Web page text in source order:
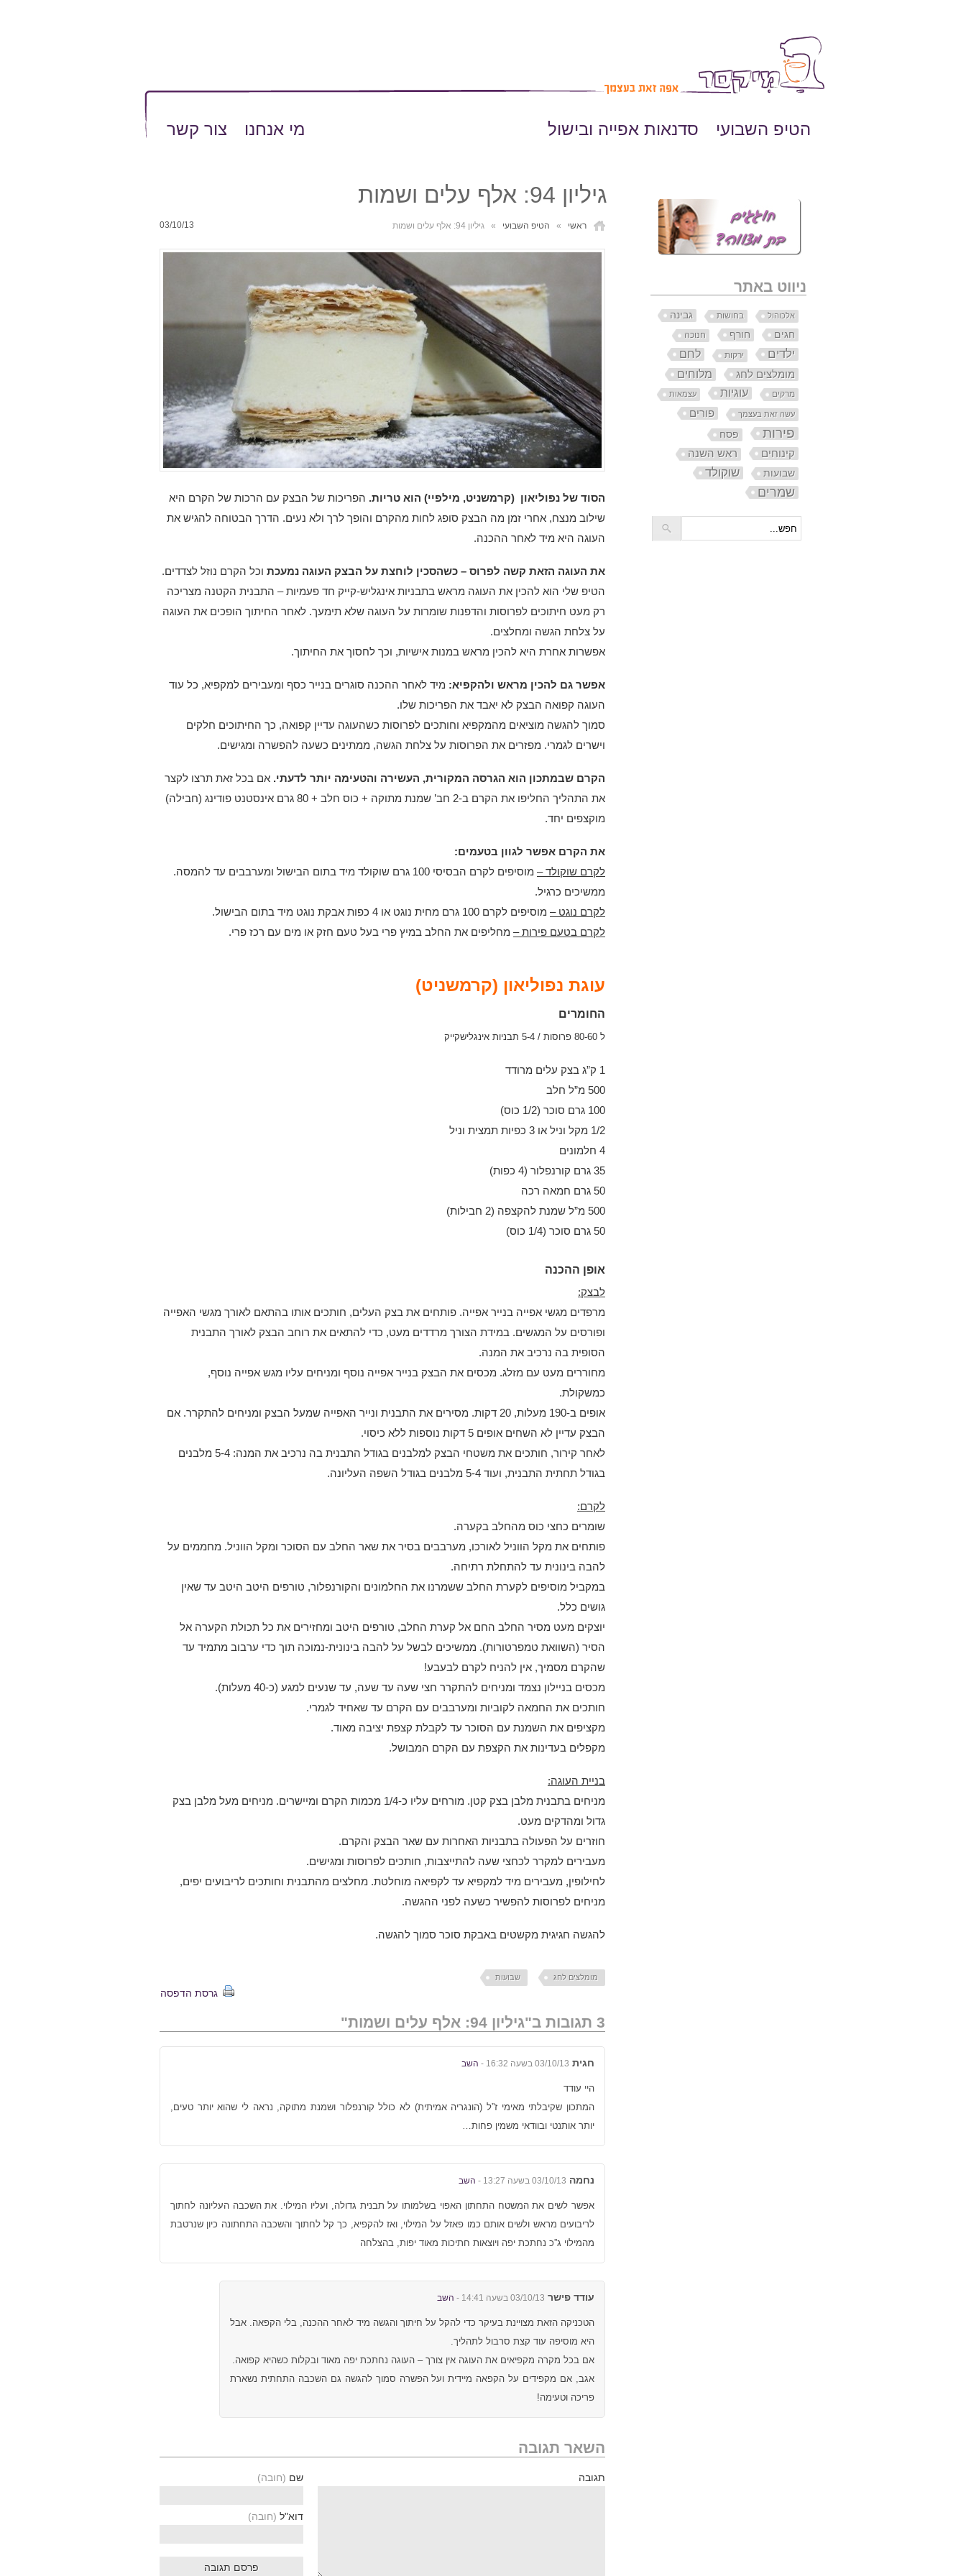
הטיפ השבועי סדנאות אפייה ובישול צור קשר מי אנחנו
גיליון 94: אלף עלים ושמות
ראשי » הטיפ השבועי » גיליון 94: אלף עלים ושמות 03/10/13
הסוד של נפוליאון (קרמשניט, מילפיי) הוא טריות. הפריכות של הבצק עם הרכות של הקרם היא
שילוב מנצח, אחרי זמן מה הבצק סופג לחות מהקרם והופך לרך ולא נעים. הדרך הבטוחה להגיש את
העוגה היא מיד לאחר ההכנה.
את העוגה הזאת קשה לפרוס – כשהסכין לוחצת על הבצק העוגה נמעכת וכל הקרם נוזל לצדדים.
הטיפ שלי הוא להכין את העוגה מראש בתבניות אינגליש-קייק חד פעמיות – התבנית הקטנה מצריכה
רק מעט חיתוכים לפרוסות והדפנות שומרות על העוגה שלא תימעך. לאחר החיתוך הופכים את העוגה
על צלחת הגשה ומחלצים.
אפשרות אחרת היא להכין מראש במנות אישיות, וכך לחסוך את החיתוך.
אפשר גם להכין מראש ולהקפיא: מיד לאחר ההכנה סוגרים בנייר כסף ומעבירים למקפיא, כל עוד
העוגה קפואה הבצק לא יאבד את הפריכות שלו.
סמוך להגשה מוציאים מהמקפיא וחותכים לפרוסות כשהעוגה עדיין קפואה, כך החיתוכים חלקים
וישרים לגמרי. מפזרים את הפרוסות על צלחת הגשה, ממתינים כשעה להפשרה ומגישים.
הקרם שבמתכון הוא הגרסה המקורית, העשירה והטעימה יותר לדעתי. אם בכל זאת תרצו לקצר
את התהליך החליפו את הקרם ב-2 חב’ שמנת מתוקה + כוס חלב + 80 גרם אינסטנט פודינג (חבילה)
מוקצפים יחד.
את הקרם אפשר לגוון בטעמים:
לקרם שוקולד –
מוסיפים לקרם הבסיסי 100 גרם שוקולד מיד בתום הבישול ומערבבים עד להמסה.
ממשיכים כרגיל.
לקרם נוגט – מוסיפים לקרם 100 גרם מחית נוגט או 4 כפות אבקת נוגט מיד בתום הבישול.
לקרם בטעם פירות – מחליפים את החלב במיץ פרי בעל טעם חזק או מים עם רכז פרי.
עוגת נפוליאון (קרמשניט)
החומרים
ל 80-60 פרוסות / 5-4 תבניות אינגלישקייק
1 ק”ג בצק עלים מרודד
500 מ”ל חלב
100 גרם סוכר (1/2 כוס)
1/2 מקל וניל או 3 כפיות תמצית וניל
4 חלמונים
35 גרם קורנפלור (4 כפות)
50 גרם חמאה רכה
500 מ”ל שמנת להקצפה (2 חבילות)
50 גרם סוכר (1/4 כוס)
אופן ההכנה
לבצק:
מרפדים מגשי אפייה בנייר אפייה. פותחים את בצק העלים, חותכים אותו בהתאם לאורך מגשי האפייה
ופורסים על המגשים. במידת הצורך מרדדים מעט, כדי להתאים את רוחב הבצק לאורך התבנית
הסופית בה נרכיב את המנה.
מחוררים מעט עם מזלג. מכסים את הבצק בנייר אפייה נוסף ומניחים עליו מגש אפייה נוסף,
כמשקולת.
אופים ב-190 מעלות, 20 דקות. מסירים את התבנית ונייר האפייה שמעל הבצק ומניחים להתקרר. אם
הבצק עדיין לא השחים אופים 5 דקות נוספות ללא כיסוי.
לאחר קירור, חותכים את משטחי הבצק למלבנים בגודל התבנית בה נרכיב את המנה: 5-4 מלבנים
בגודל תחתית התבנית, ועוד 5-4 מלבנים בגודל השפה העליונה.
לקרם:
שומרים כחצי כוס מהחלב בקערה.
פותחים את מקל הווניל לאורכו, מערבבים בסיר את שאר החלב עם הסוכר ומקל הווניל. מחממים על
להבה בינונית עד להתחלת רתיחה.
במקביל מוסיפים לקערת החלב ששמרנו את החלמונים והקורנפלור, טורפים היטב היטב עד שאין
גושים כלל.
יוצקים מעט מסיר החלב החם אל קערת החלב, טורפים היטב ומחזירים את כל תכולת הקערה אל
הסיר (השוואת טמפרטורות). ממשיכים לבשל על להבה בינונית-נמוכה תוך כדי ערבוב מתמיד עד
שהקרם מסמיך, אין להניח לקרם לבעבע!
מכסים בניילון נצמד ומניחים להתקרר חצי שעה עד שעה, עד שנעים למגע (כ-40 מעלות).
חותכים את החמאה לקוביות ומערבבים עם הקרם עד שאחיד לגמרי.
מקציפים את השמנת עם הסוכר עד לקבלת קצפת יציבה מאוד.
מקפלים בעדינות את הקצפת עם הקרם המבושל.
בניית העוגה:
מניחים בתבנית מלבן בצק קטן. מורחים עליו כ-1/4 מכמות הקרם ומיישרים. מניחים מעל מלבן בצק
גדול ומהדקים מעט.
חוזרים על הפעולה בתבניות האחרות עם שאר הבצק והקרם.
מעבירים למקרר לכחצי שעה להתייצבות, חותכים לפרוסות ומגישים.
לחילופין, מעבירים מיד למקפיא עד לקפיאה מוחלטת. מחלצים מהתבנית וחותכים לריבועים יפים,
מניחים לפרוסות להפשיר כשעה לפני ההגשה.
להגשה חגיגית מקשטים באבקת סוכר סמוך להגשה.
מומלצים לחג שבועות
גרסת הדפסה
3 תגובות ב"גיליון 94: אלף עלים ושמות"
חגית 03/10/13 בשעה 16:32 - השב
היי עודד
המתכון שקיבלתי מאימי ז”ל (הונגריה אמיתית) לא כולל קורנפלור ושמנת מתוקה, נראה לי שהוא יותר טעים,
יותר אותנטי ובוודאי משמין פחות…
נחמה 03/10/13 בשעה 13:27 - השב
אפשר לשים את המשטח התחתון האפוי בשלמותו על תבנית גדולה, ועליו המילוי. את השכבה העליונה לחתוך
לריבועים מראש ולשים אותם כמו פאזל על המילוי, ואז להקפיא, כך קל לחתוך והשכבה התחתונה כיון שנרטבת
מהמילוי ג”כ נחתכת יפה ויוצאות חתיכות מאוד יפות, בהצלחה
עודד פישר 03/10/13 בשעה 14:41 - השב
הטכניקה הזאת מצויינת בעיקר כדי להקל על חיתוך והגשה מיד לאחר ההכנה, בלי הקפאה. אבל
היא מוסיפה עוד קצת סרבול לתהליך.
אם בכל מקרה מקפיאים את העוגה אין צורך – העוגה נחתכת יפה מאוד ובקלות כשהיא קפואה.
אגב, אם מקפידים על הקפאה מיידית ועל הפשרה סמוך להגשה גם השכבה התחתית נשארת
פריכה וטעימה!
השאר תגובה
תגובה שם (חובה)
דוא"ל (חובה)
ניווט באתר
אלכוהול בחושות
גבינה
חגים
חורף חנוכה
ילדים ירקות לחם
מומלצים לחג מלוחים
מרקים עוגיות עצמאות
עשה זאת בעצמך פורים
פירות פסח
קינוחים
ראש השנה
שבועות
שוקולד
שמרים